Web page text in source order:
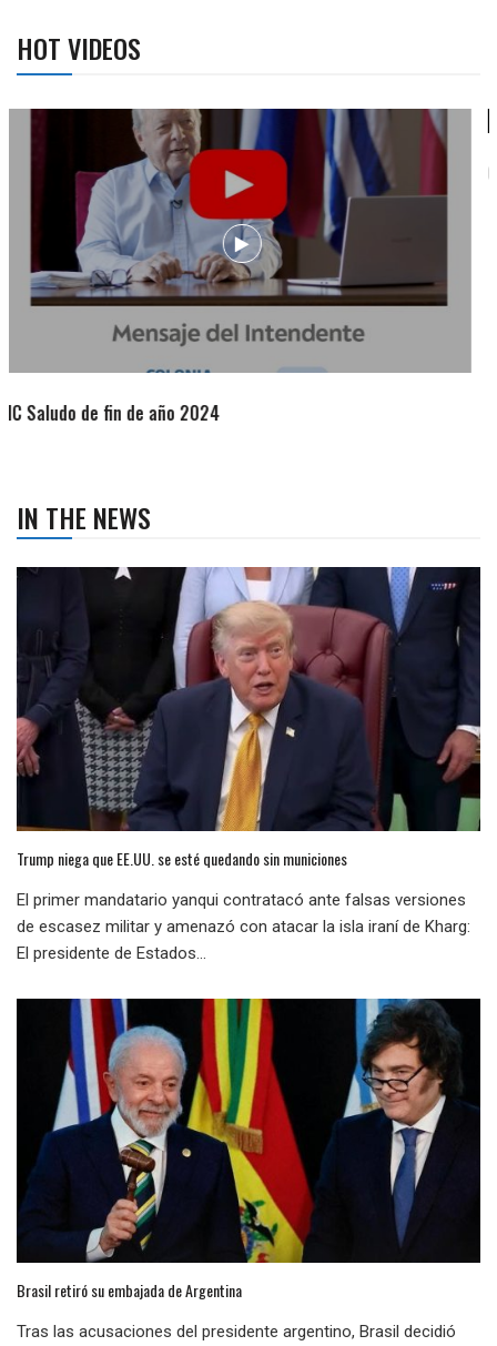
HOT VIDEOS
Campaña de turismo otoño-invierno
IN THE NEWS
Trump niega que EE.UU. se esté quedando sin municiones
El primer mandatario yanqui contratacó ante falsas versiones
de escasez militar y amenazó con atacar la isla iraní de Kharg:
El presidente de Estados...
Brasil retiró su embajada de Argentina
Tras las acusaciones del presidente argentino, Brasil decidió